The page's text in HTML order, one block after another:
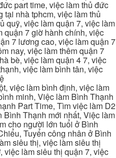
part time, việc làm thủ đức
tại nhà tphcm, việc làm thủ
quỹ, việc làm quận 7, việc làm
quận 7 giờ hành chính, việc
7 lương cao, việc làm quận 7
nay, việc làm thêm quận 7
bè, việc làm quận 4 7, việc
việc làm bình tân, việc
việc làm bình định, việc làm
minh, Việc làm Bình Thạnh
Part Time, Tìm việc làm D2
Thạnh mới nhất, Việc làm
cho người lớn tuổi ở Bình
Tuyển công nhân ở Bình
siêu thị, việc làm siêu thị
việc làm siêu thị quận 7, việc